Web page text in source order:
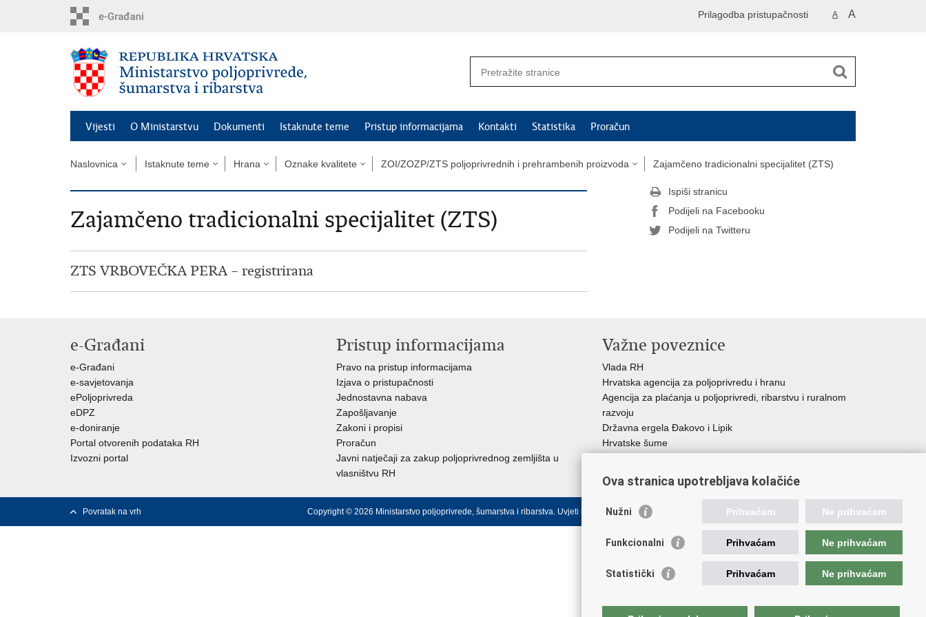
A A
Prilagodba pristupačnosti
Vijesti O Ministarstvu Dokumenti Istaknute teme Pristup informacijama Kontakti Statistika Proračun
Naslovnica Istaknute teme Hrana Oznake kvalitete ZOI/ZOZP/ZTS poljoprivrednih i prehrambenih proizvoda Zajamčeno tradicionalni specijalitet (ZTS)
Zajamčeno tradicionalni specijalitet (ZTS)
ZTS VRBOVEČKA PERA – registrirana
Ispiši stranicu
Podijeli na Facebooku
Podijeli na Twitteru
e-Građani
e-Građani
e-savjetovanja
ePoljoprivreda
eDPZ
e-doniranje
Portal otvorenih podataka RH
Izvozni portal
Pristup informacijama
Pravo na pristup informacijama
Izjava o pristupačnosti
Jednostavna nabava
Zapošljavanje
Zakoni i propisi
Proračun
Javni natječaji za zakup poljoprivrednog zemljišta u
vlasništvu RH
Važne poveznice
Vlada RH
Hrvatska agencija za poljoprivredu i hranu
Agencija za plaćanja u poljoprivredi, ribarstvu i ruralnom
razvoju
Državna ergela Đakovo i Lipik
Hrvatske šume
Povratak na vrh Copyright © 2026 Ministarstvo poljoprivrede, šumarstva i ribarstva. Uvjeti korištenja.
Ova stranica upotrebljava kolačiće
Nužni Prihvaćam Ne prihvaćam
Funkcionalni Prihvaćam Ne prihvaćam
Statistički Prihvaćam Ne prihvaćam